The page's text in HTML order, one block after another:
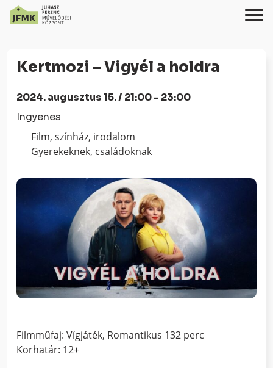
Content
navigációhozKertmozi – Vigyél a holdra
2024. augusztus 15. / 21:00 - 23:00
Ingyenes
Film, színház, irodalom
Gyerekeknek, családoknak
Filmműfaj: Vígjáték, Romantikus 132 perc
Korhatár: 12+